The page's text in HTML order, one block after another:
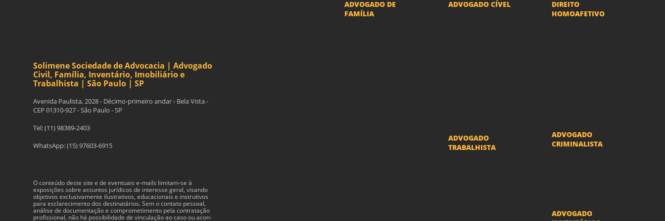
Solimene Sociedade de Advocacia | Advogado
Civil, Família, Inventário, Imobiliário e
Trabalhista | São Paulo | SP
Avenida Paulista, 2028 - Décimo-primeiro andar - Bela Vista -
CEP 01310-927 - São Paulo - SP
Tel: (11) 98389-2403
WhatsApp: (15) 97603-6915
O con­teúdo deste site e de even­tu­ais e-​mails limitam-​se à
exposições sobre assun­tos jurídi­cos de inter­esse geral, visando
obje­tivos exclu­si­va­mente ilus­tra­tivos, edu­ca­cionais e instru­tivos
para esclarec­i­mento dos des­ti­natários. Sem o con­tato pes­soal,
análise de doc­u­men­tação e com­pro­me­ti­mento pela con­tratação
profis­sional, não há pos­si­bil­i­dade de vin­cu­lação ao caso ou acon­
ADVOGADO DE
FAMÍLIA
ADVOGADO CÍVEL
ADVOGADO
TRABALHISTA
DIREITO
HOMOAFETIVO
ADVOGADO
CRIMINALISTA
ADVOGADO